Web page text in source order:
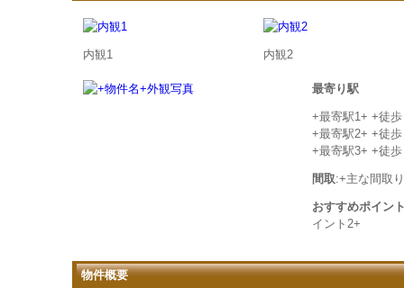
内観1 内観2
最寄り駅
+最寄駅1+ +徒
+最寄駅2+ +徒
+最寄駅3+ +徒
間取:+主な間取
おすすめポイン
イント2+
物件概要